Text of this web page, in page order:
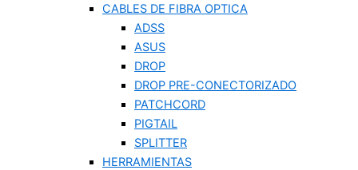
CABLES DE FIBRA OPTICA
ADSS
ASUS
DROP
DROP PRE-CONECTORIZADO
PATCHCORD
PIGTAIL
SPLITTER
HERRAMIENTAS